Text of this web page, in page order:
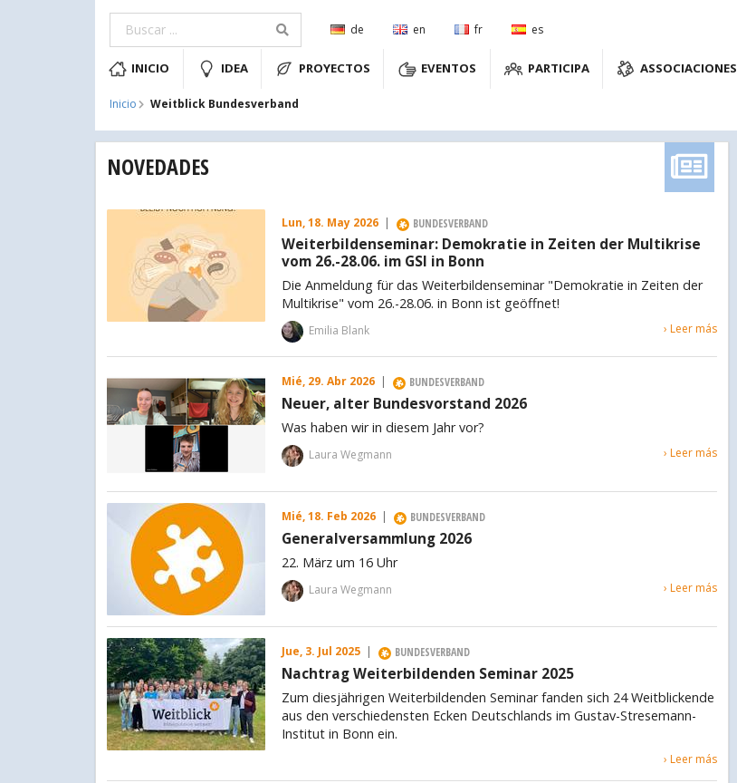
de en fr es
INICIO IDEA PROYECTOS EVENTOS PARTICIPA ASSOCIACIONES
Inicio Weitblick Bundesverband
NOVEDADES
Lun, 18. May 2026 | BUNDESVERBAND
Weiterbildenseminar: Demokratie in Zeiten der Multikrise
vom 26.-28.06. im GSI in Bonn
Die Anmeldung für das Weiterbildenseminar "Demokratie in Zeiten der
Multikrise" vom 26.-28.06. in Bonn ist geöffnet!
Emilia Blank › Leer más
Mié, 29. Abr 2026 | BUNDESVERBAND
Neuer, alter Bundesvorstand 2026
Was haben wir in diesem Jahr vor?
Laura Wegmann › Leer más
Mié, 18. Feb 2026 | BUNDESVERBAND
Generalversammlung 2026
22. März um 16 Uhr
Laura Wegmann › Leer más
Jue, 3. Jul 2025 | BUNDESVERBAND
Nachtrag Weiterbildenden Seminar 2025
Zum diesjährigen Weiterbildenden Seminar fanden sich 24 Weitblickende
aus den verschiedensten Ecken Deutschlands im Gustav-Stresemann-
Institut in Bonn ein.
› Leer más